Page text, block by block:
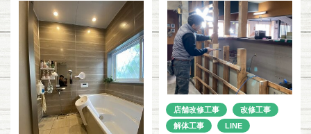
店舗改修工事
改修工事
解体工事
LINE